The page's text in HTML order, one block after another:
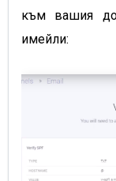
към вашия
имейли: